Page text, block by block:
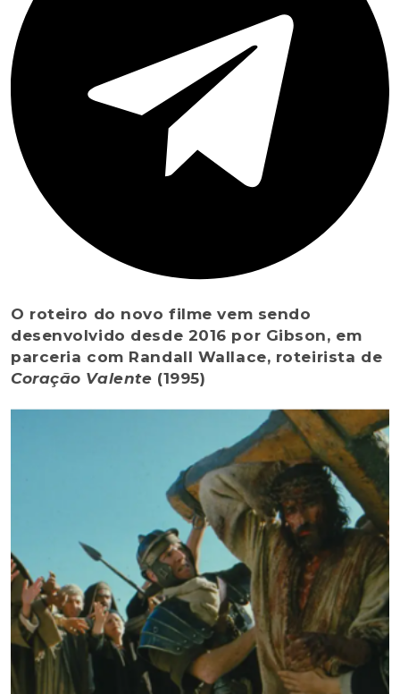
O roteiro do novo filme vem sendo
desenvolvido desde 2016 por Gibson, em
parceria com Randall Wallace, roteirista de
Coração Valente (1995)